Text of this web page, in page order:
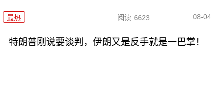
最热 阅读 6623 08-04
特朗普刚说要谈判，伊朗又是反手就是一巴掌！